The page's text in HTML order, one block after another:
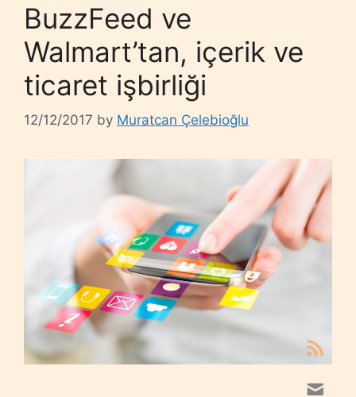
BuzzFeed ve
Walmart’tan, içerik ve
ticaret işbirliği
12/12/2017 by Muratcan Çelebioğlu